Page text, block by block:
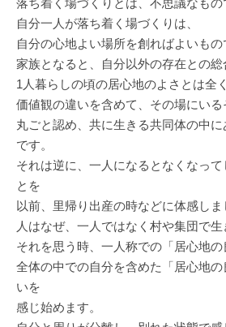
落ち着く場づくりとは、不思議なもの
自分一人が落ち着く場づくりは、
自分の心地よい場所を創ればよいもの
家族となると、自分以外の存在との総
1人暮らしの頃の居心地のよさとは全
価値観の違いを含めて、その場にい
丸ごと認め、共に生きる共同体の中に
です。
それは逆に、一人になるとなくなって
とを
以前、里帰り出産の時などに体感しま
人はなぜ、一人ではなく村や集団で生
それを思う時、一人称での「居心地の
全体の中での自分を含めた「居心地
いを
感じ始めます。